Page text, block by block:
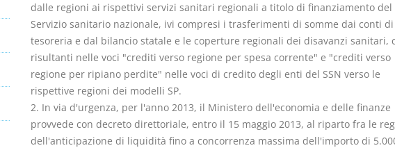
dalle regioni ai rispettivi servizi sanitari regionali a titolo di finanziamento del
Servizio sanitario nazionale, ivi compresi i trasferimenti di somme dai conti di
tesoreria e dal bilancio statale e le coperture regionali dei disavanzi sanitari,
risultanti nelle voci "crediti verso regione per spesa corrente" e "crediti verso
regione per ripiano perdite" nelle voci di credito degli enti del SSN verso le
rispettive regioni dei modelli SP.
2. In via d'urgenza, per l'anno 2013, il Ministero dell'economia e delle finanze
provvede con decreto direttoriale, entro il 15 maggio 2013, al riparto fra le
dell'anticipazione di liquidità fino a concorrenza massima dell'importo di